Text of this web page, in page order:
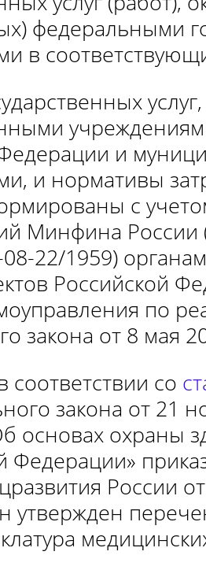
федеральными
в
и
и нормативы
с
Минфина России
22/1959)
Российской
по
закона от 8 мая
соответствии со
закона от 21
основах охраны
Федерации»
России
утвержден